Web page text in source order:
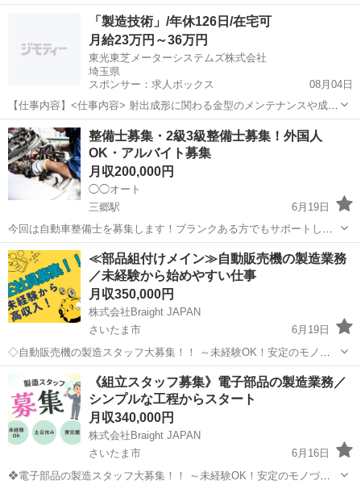
迎！／ 「雰囲気合うかな…」 「続けられるか分からない」 ⏩そのま
までOK。 うちはいきなり決めなくていい職場です👍 【う...
さいたま市 その他 鉄筋工
「製造技術」/年休126日/在宅可
月給23万円～36万円
東光東芝メーターシステムズ株式会社
埼玉県
スポンサー：求人ボックス
08月04日
【仕事内容】<仕事内容> 射出成形に関わる金型のメンテナンスや成形
機のオペレーション、品質管理まで幅広く担当いただくポジションで
す。 次世代メーターの製造工程において、金型メンテナンスを中心と
した業務を幅広くお任せします。環境整備...
正社員
整備士募集・2級3級整備士募集！外国人
OK・アルバイト募集
月収200,000円
◯◯オート
三郷駅
6月19日
今回は自動車整備士を募集します！ブランクある方でもサポートしま
すので問題ありませんのでお気軽にご応募ください。 試用期間3ヶ月
間は月20万円ですが、試用期間後は出来高により上がりますので25
万〜40万円も可能です。 ２級、3...
埼玉 三郷市 三郷駅 整備士
≪部品組付けメイン≫自動販売機の製造業務
／未経験から始めやすい仕事
月収350,000円
株式会社Braight JAPAN
さいたま市
6月19日
◇自動販売機の製造スタッフ大募集！！ ～未経験OK！安定のモノづ
くりワーク～ 📌 たった10秒でわかる！このお仕事のポイント☝ ✔ 未
経験から“手に職”がつけられる！ ✔ コツコツ・モクモク作業が好きな
方にぴった...
埼玉 さいたま市 その他 未経験
《組立スタッフ募集》電子部品の製造業務／
シンプルな工程からスタート
月収340,000円
株式会社Braight JAPAN
さいたま市
6月16日
❖電子部品の製造スタッフ大募集！！ ～未経験OK！安定のモノづく